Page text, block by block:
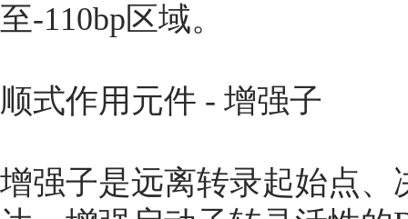
至-110bp区域。
顺式作用元件 - 增强子
增强子是远离转录起始点